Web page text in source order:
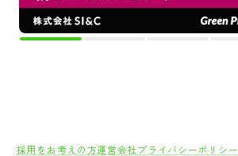
採用をお考えの方運営会社 プライバシーポリシー